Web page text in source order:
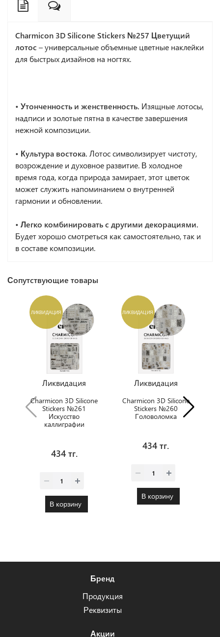
Charmicon 3D Silicone Stickers №257 Цветущий
лотос – универсальные объемные цветные наклейки
для быстрых дизайнов на ногтях.
• Утонченность и женственность. Изящные лотосы,
надписи и золотые пятна в качестве завершения
нежной композиции.
• Культура востока. Лотос символизирует чистоту,
возрождение и духовное развитие. В холодное
время года, когда природа замирает, этот цветок
может служить напоминанием о внутренней
гармонии и обновлении.
• Легко комбинировать с другими декорациями.
Будет хорошо смотреться как самостоятельно, так и
в составе композиции.
Сопутствующие товары
Ликвидация
ЛИКВИДАЦИЯ
Charmicon 3D Silicone
Stickers №261
Искусство
каллиграфии
434 тг.
В корзину
Ликвидация
ЛИКВИДАЦИЯ
Charmicon 3D Silicone
Stickers №260
Головоломка
434 тг.
В корзину
Бренд
Продукция
Реквизиты
Акции